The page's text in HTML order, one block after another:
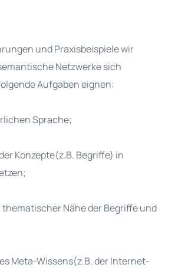
und Praxisbeispiele wir
Netzwerke sich
Aufgaben eignen:
Sprache;
Konzepte(z.B. Begriffe) in
Nähe der Begriffe und
Meta-Wissens(z.B. der Internet-